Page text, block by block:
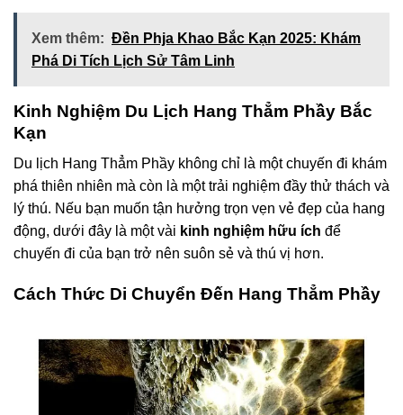
Xem thêm: Đền Phja Khao Bắc Kạn 2025: Khám
Phá Di Tích Lịch Sử Tâm Linh
Kinh Nghiệm Du Lịch Hang Thẳm Phầy Bắc
Kạn
Du lịch Hang Thẳm Phầy không chỉ là một chuyến đi khám
phá thiên nhiên mà còn là một trải nghiệm đầy thử thách và
lý thú. Nếu bạn muốn tận hưởng trọn vẹn vẻ đẹp của hang
động, dưới đây là một vài kinh nghiệm hữu ích để
chuyến đi của bạn trở nên suôn sẻ và thú vị hơn.
Cách Thức Di Chuyển Đến Hang Thẳm Phầy